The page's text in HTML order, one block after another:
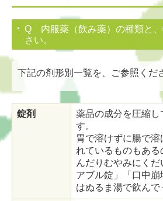
Q 内服薬（飲み薬）の種類と
さい。
下記の剤形別一覧を、ご参照くだ
錠剤
薬品の成分を圧縮
す。
胃で溶けずに腸で
れているものもあ
んだりむやみにくだ
アブル錠」「口中
はぬるま湯で飲んで